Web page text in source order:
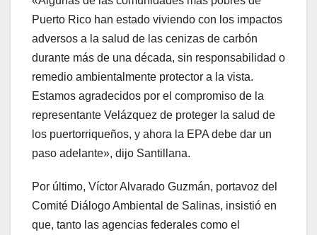
Puerto Rico han estado viviendo con los impactos
adversos a la salud de las cenizas de carbón
durante más de una década, sin responsabilidad o
remedio ambientalmente protector a la vista.
Estamos agradecidos por el compromiso de la
representante Velázquez de proteger la salud de
los puertorriqueños, y ahora la EPA debe dar un
paso adelante», dijo Santillana.
Por último, Víctor Alvarado Guzmán, portavoz del
Comité Diálogo Ambiental de Salinas, insistió en
que, tanto las agencias federales como el